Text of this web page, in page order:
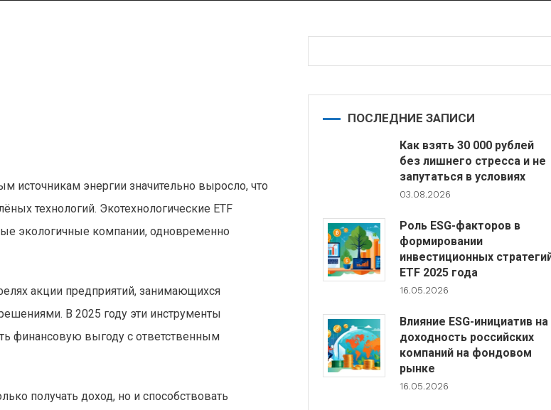
источникам энергии значительно выросло, что
технологий. Экотехнологические ETF
экологичные компании, одновременно
акции предприятий, занимающихся
В 2025 году эти инструменты
финансовую выгоду с ответственным
получать доход, но и способствовать
ПОСЛЕДНИЕ ЗАПИСИ
Как взять 30 000 рублей
без лишнего стресса и не
запутаться в условиях
03.08.2026
Роль ESG-факторов в
формировании
инвестиционных
ETF 2025 года
16.05.2026
Влияние ESG-инициатив на
доходность российских
компаний на фондовом
рынке
16.05.2026